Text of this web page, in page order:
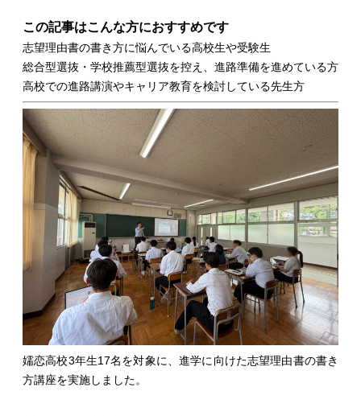
この記事はこんな方におすすめです
志望理由書の書き方に悩んでいる高校生や受験生
総合型選抜・学校推薦型選抜を控え、進路準備を進めている方
高校での進路講演やキャリア教育を検討している先生方
嬬恋高校3年生17名を対象に、進学に向けた志望理由書の書き
方講座を実施しました。